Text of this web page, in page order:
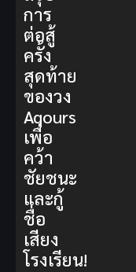
การ
ต่อสู้
ครั้ง
สุดท้าย
ของวง
Aqours
เพื่อ
คว้า
ชัยชนะ
และกู้
ชื่อ
เสียง
โรงเรียน!